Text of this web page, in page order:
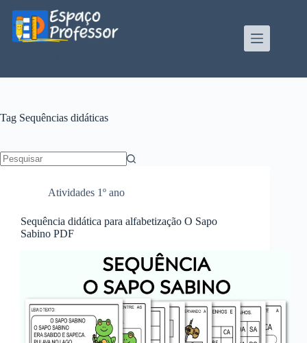
para
conteúdo
Tag Sequências didáticas
Atividades 1º ano
Sequência didática para alfabetização O Sapo
Sabino PDF